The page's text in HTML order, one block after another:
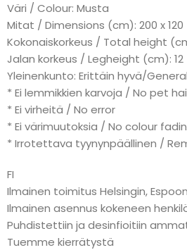
Väri / Colour: Musta
Mitat / Dimensions (cm): 200 x 120
Kokonaiskorkeus / Total height
Jalan korkeus / Legheight (cm): 12
Yleinenkunto: Erittäin hyvä/
* Ei lemmikkien karvoja / No pet
* Ei virheitä / No error
* Ei värimuutoksia / No colour
* Irrotettava tyynynpäällinen /
FI
Ilmainen toimitus Helsingin,
Ilmainen asennus kokeneen
Puhdistettiin ja desinfioitiin
Tuemme kierrätystä